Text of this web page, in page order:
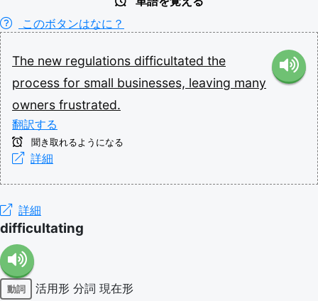
このボタンはなに？
The new regulations difficultated the
process for small businesses, leaving many
owners frustrated.
翻訳する
聞き取れるようになる
詳細
詳細
difficultating
動詞 活用形 分詞 現在形